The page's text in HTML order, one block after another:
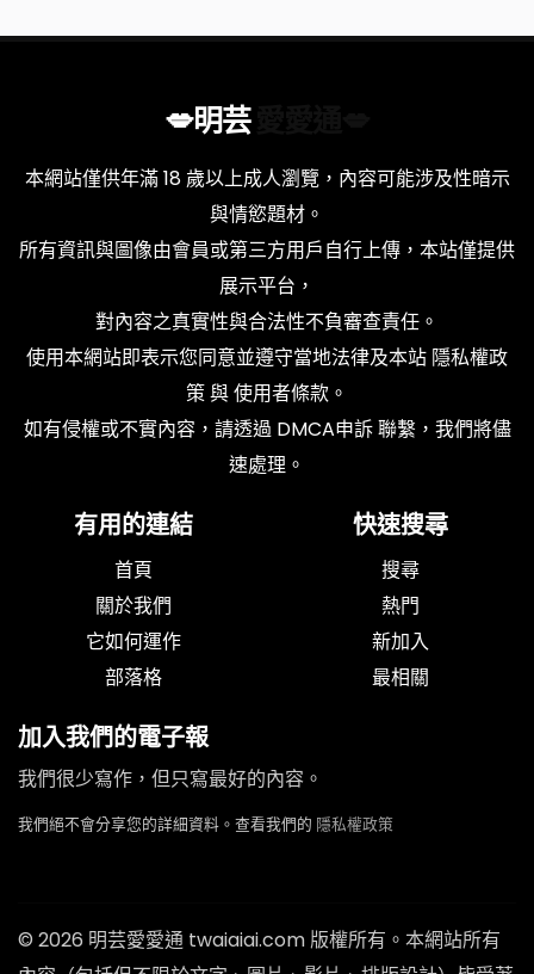
💋明芸
本網站僅供年滿 18 歲以上成人瀏覽，內容可能涉及性暗示
與情慾題材。
所有資訊與圖像由會員或第三方用戶自行上傳，本站僅提供
展示平台，
對內容之真實性與合法性不負審查責任。
使用本網站即表示您同意並遵守當地法律及本站 隱私權政
策與使用者條款 。
如有侵權或不實內容，請透過 DMCA申訴聯繫，我們將儘
速處理。
有用的連結
首頁
關於我們
它如何運作
部落格
快速搜尋
搜尋
熱門
新加入
最相關
加入我們的電子報
我們很少寫作，但只寫最好的內容。
我們絕不會分享您的詳細資料。查看我們的 隱私權政策
© 2026 明芸愛愛通 twaiaiai.com 版權所有。本網站所有